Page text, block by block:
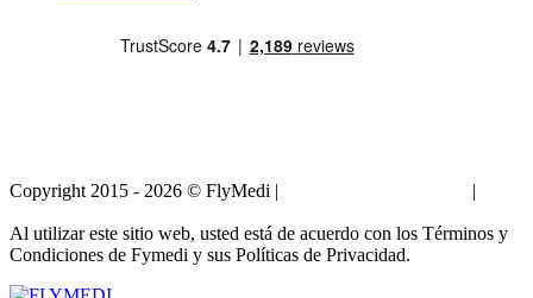
Copyright 2015 - 2026 © FlyMedi |
|
Al utilizar este sitio web, usted está de acuerdo con los Términos y
Condiciones de Fymedi y sus Políticas de Privacidad.